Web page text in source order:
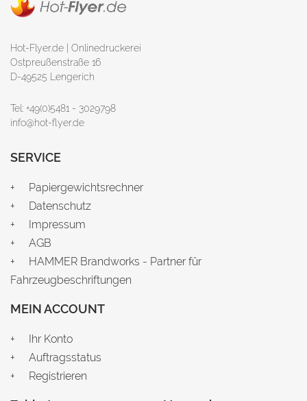
Hot-Flyer.de | Onlinedruckerei
Ostpreußenstraße 16
D-49525 Lengerich
Tel: +49(0)5481 - 3029798
info@hot-flyer.de
SERVICE
Papiergewichtsrechner
Datenschutz
Impressum
AGB
HAMMER Brandworks - Partner für
Fahrzeugbeschriftungen
MEIN ACCOUNT
Ihr Konto
Auftragsstatus
Registrieren